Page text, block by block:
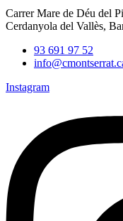
Carrer Mare de Déu del
Cerdanyola del Vallès,
93 691 97 52
Instagram